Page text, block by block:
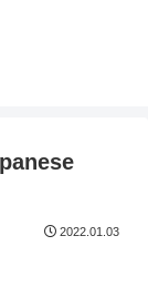
2022.01.03